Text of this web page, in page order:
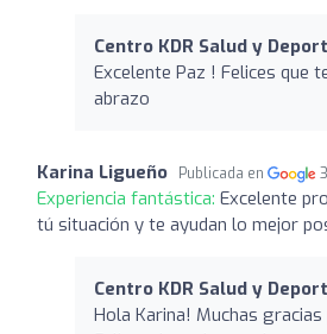
Centro KDR Salud y
Excelente Paz ! Felices que
abrazo
Karina Ligueño Publicada en
Experiencia fantástica: Excelente
tú situación y te ayudan lo mejor
Centro KDR Salud y
Hola Karina! Muchas